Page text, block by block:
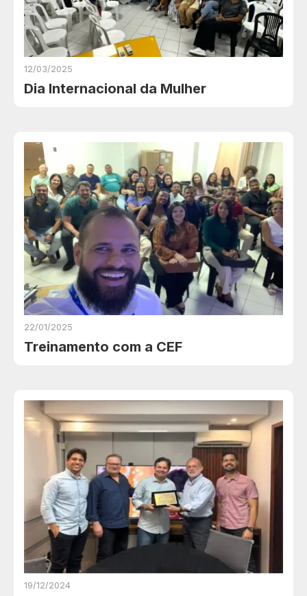
12/03/2025
Dia Internacional da Mulher
22/01/2025
Treinamento com a CEF
19/12/2024